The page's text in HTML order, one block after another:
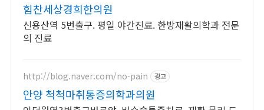
힘찬세상경희한의원
신용산역 5번출구. 평일 야간진료. 한방재활의학과 전문
의 진료
http://blog.naver.com/no-pain 광고
안양 척척마취통증의학과의원